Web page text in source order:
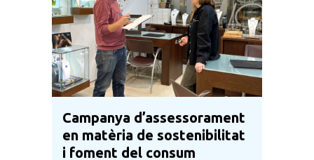
Campanya d’assessorament
en matèria de sostenibilitat
i foment del consum